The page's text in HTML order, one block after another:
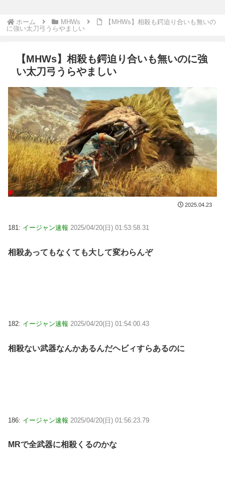
ホーム MHWs
【MHWs】相殺も鍔迫り合いも無いの
に強い太刀弓うらやましい
【MHWs】相殺も鍔迫り合いも無いのに強
い太刀弓うらやましい
2025.04.23
181: イージャン速報 2025/04/20(日) 01:53:58.31
相殺あってもなくても大して変わらんぞ
182: イージャン速報 2025/04/20(日) 01:54:00.43
相殺ない武器なんかあるんだヘビィすらあるのに
186: イージャン速報 2025/04/20(日) 01:56:23.79
MRで全武器に相殺くるのかな